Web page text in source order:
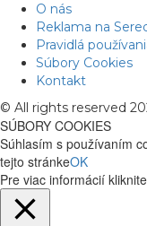
O nás
Reklama na
Pravidlá
Súbory Cookies
Kontakt
© All rights reserved
SÚBORY COOKIES
Súhlasím s používaním
tejto stránkeOK
Pre viac informácií